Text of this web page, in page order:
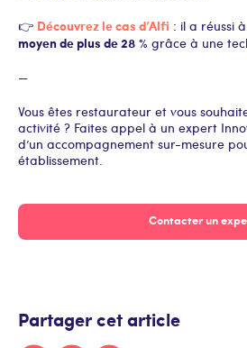
👉 Découvrez le cas d’Alfi : il a réussi à
moyen de plus de 28 % grâce à une
—
Vous êtes restaurateur et vous
activité ? Faites appel à un expert
d’un accompagnement sur-mesure
établissement.
Contacter un
Partager cet article